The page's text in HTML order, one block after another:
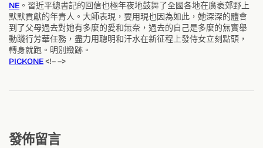
NE 。習近平總書記的回信也極年夜地鼓舞了全國各地在廣袤郊野上
默默貢獻的年青人。大師表現，要用現也因為如此，她深深的體會
到了父母過去對她有多麼的愛和無奈，過去的自己是多麼的無實舉
動踐行芳華任務，盡力用聰明和汗水在新征程上發侍女立刻點頭，
轉身就跑。明別緻跡。
PICKONE<!– –>
發佈留言